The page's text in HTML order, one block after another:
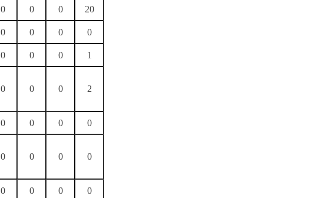
0 0 0 20
0 0 0 0
0 0 0 1
0 0 0 2
0 0 0 0
0 0 0 0
0 0 0 0